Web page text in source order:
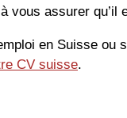
vous assurer qu’il
en Suisse
CV suisse.